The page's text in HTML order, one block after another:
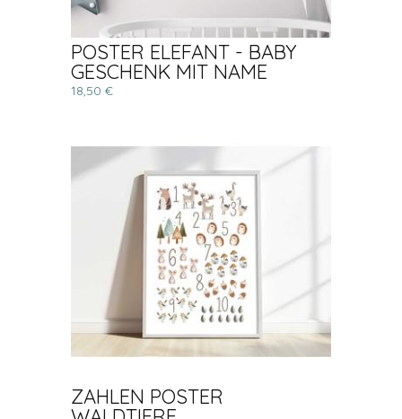
POSTER ELEFANT - BABY
GESCHENK MIT NAME
18,50 €
ZAHLEN POSTER